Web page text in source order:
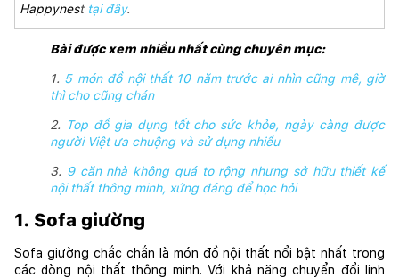
Happynesttại đây.
Bài được xem nhiều nhất cùng chuyên mục:
1. 5 món đồ nội thất 10 năm trước ai nhìn cũng mê, giờ
thì cho cũng chán
2.
Top đồ gia dụng tốt cho sức khỏe, ngày càng được
người Việt ưa chuộng và sử dụng nhiều
3. 9 căn nhà không quá to rộng nhưng sở hữu thiết kế
nội thất thông minh, xứng đáng để học hỏi
1. Sofa giường
Sofa giường chắc chắn là món đồ nội thất nổi bật nhất trong
các dòng nội thất thông minh. Với khả năng chuyển đổi linh